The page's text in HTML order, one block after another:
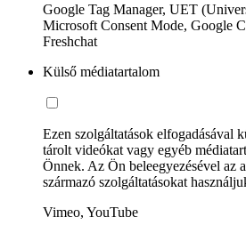
Google Tag Manager, UET
Microsoft Consent Mode, Google
Freshchat
Külső médiatartalom
Ezen szolgáltatások elfogadásával
tárolt videókat vagy egyéb
Önnek. Az Ön beleegyezésével az
származó szolgáltatásokat
Vimeo, YouTube